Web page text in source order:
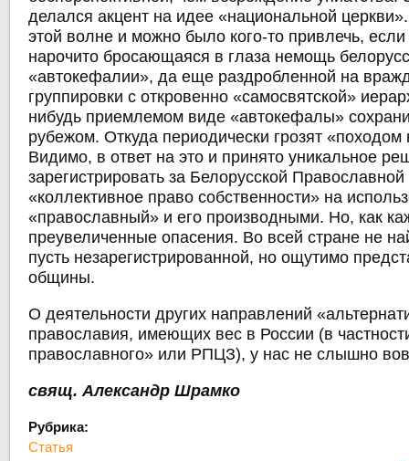
делался акцент на идее «национальной
этой волне и можно было кого-то привлечь,
нарочито бросающаяся в глаза немощь
«автокефалии», да еще раздробленной на
группировки с откровенно «самосвятской»
нибудь приемлемом виде «автокефалы»
рубежом. Откуда периодически грозят
Видимо, в ответ на это и принято уникальное
зарегистрировать за Белорусской
«коллективное право собственности» на
«православный» и его производными. Но, как
преувеличенные опасения. Во всей стране не
пусть незарегистрированной, но ощутимо
общины.
О деятельности других направлений
православия, имеющих вес в России (в
православного» или РПЦЗ), у нас не слышно
свящ. Александр Шрамко
Рубрика:
Статья